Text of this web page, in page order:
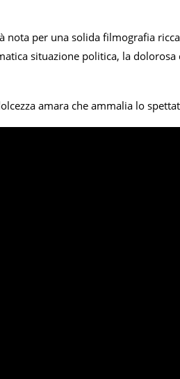
nota per una solida filmografia
situazione politica, la dolorosa
amara che ammalia lo